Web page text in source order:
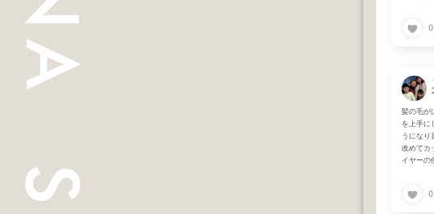
0
髪の毛が
を上手に
うになり
改めてカ
イヤーの
0